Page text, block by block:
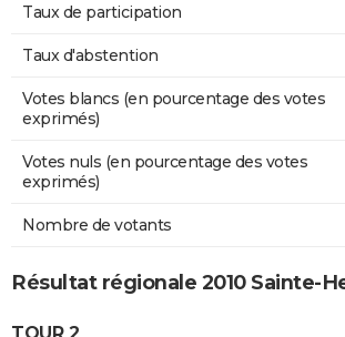
Taux de participation
Taux d'abstention
Votes blancs (en pourcentage des votes
exprimés)
Votes nuls (en pourcentage des votes
exprimés)
Nombre de votants
Résultat régionale 2010 Sainte-